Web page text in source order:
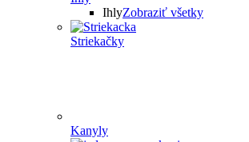
IhlyZobraziť všetky
Striekačky
Kanyly